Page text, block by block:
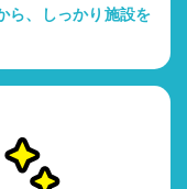
ら、しっかり施設を